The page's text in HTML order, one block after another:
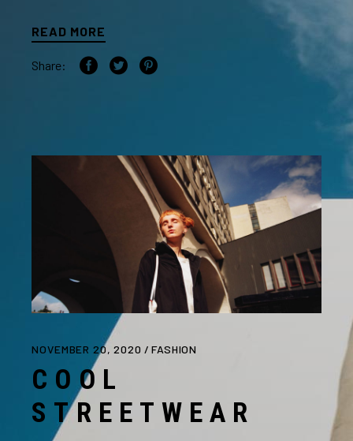
READ MORE
Share:
NOVEMBER 20, 2020 FASHION
COOL
STREETWEAR